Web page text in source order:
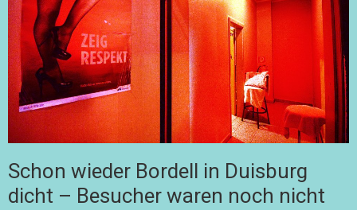
Schon wieder Bordell in Duisburg
dicht – Besucher waren noch nicht